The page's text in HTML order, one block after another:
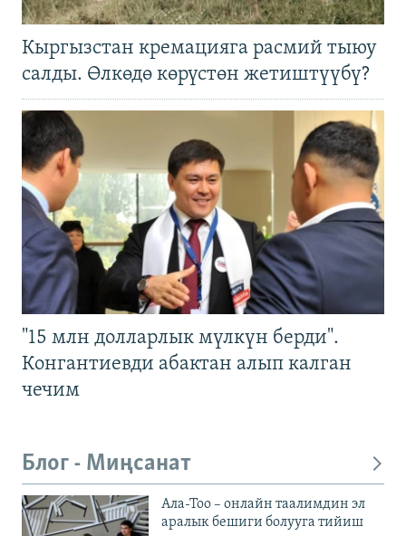
Кыргызстан кремацияга расмий тыюу
салды. Өлкөдө көрүстөн жетиштүүбү?
"15 млн долларлык мүлкүн берди".
Конгантиевди абактан алып калган
чечим
Блог - Миңсанат
Ала-Тоо – онлайн таалимдин эл
аралык бешиги болууга тийиш